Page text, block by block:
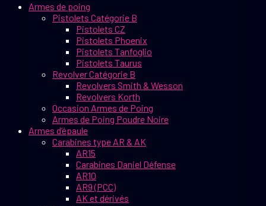
Armes de poing
Pistolets Catégorie B
Pistolets CZ
Pistolets Phoenix
Pistolets Tanfoglio
Pistolets Taurus
Revolver Catégorie B
Revolvers Smith & Wesson
Revolvers Korth
Occasion Armes de Poing
Armes de Poing Poudre Noire
Armes d’épaule
Carabines type AR & AK
AR15
Carabines Daniel Défense
AR10
AR9 (PCC)
AK et dérivés